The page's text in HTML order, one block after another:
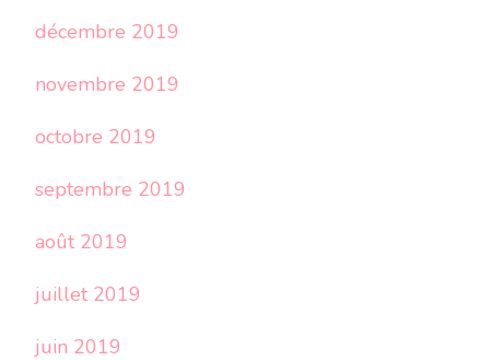
décembre 2019
novembre 2019
octobre 2019
septembre 2019
août 2019
juillet 2019
juin 2019